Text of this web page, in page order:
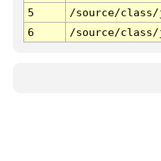
5
/source/class/
6
/source/class/